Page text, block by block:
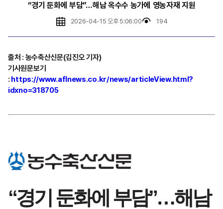
“경기 둔화에 부담”…해남 옥수수 농가에 영농자재 지원
2026-04-15 오후 5:06:00 194
출처 : 농수축산신문(김진오 기자)
기사원문보기
: https://www.aflnews.co.kr/news/articleView.html?
idxno=318705
“경기 둔화에 부담”…해남